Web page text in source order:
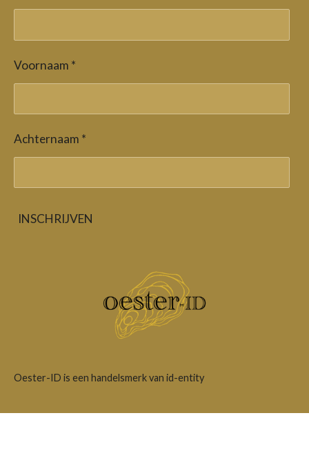
Voornaam *
Achternaam *
INSCHRIJVEN
Oester-ID is een handelsmerk van id-entity